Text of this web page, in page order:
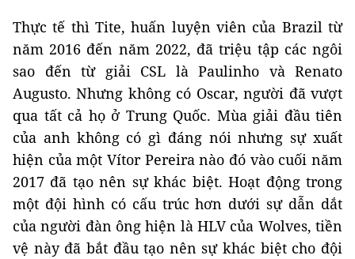
Thực tế thì Tite, huấn luyện viên của Brazil từ
năm 2016 đến năm 2022, đã triệu tập các ngôi
sao đến từ giải CSL là Paulinho và Renato
Augusto. Nhưng không có Oscar, người đã vượt
qua tất cả họ ở Trung Quốc. Mùa giải đầu tiên
của anh không có gì đáng nói nhưng sự xuất
hiện của một Vítor Pereira nào đó vào cuối năm
2017 đã tạo nên sự khác biệt. Hoạt động trong
một đội hình có cấu trúc hơn dưới sự dẫn dắt
của người đàn ông hiện là HLV của Wolves, tiền
vệ này đã bắt đầu tạo nên sự khác biệt cho đội